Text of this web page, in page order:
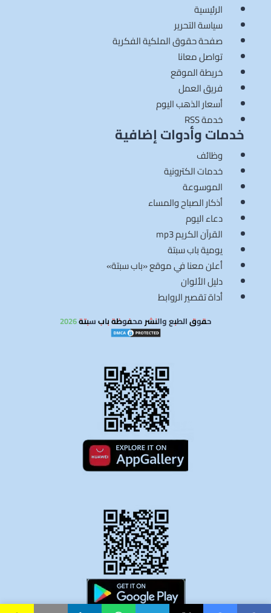
الرئيسية
سياسة التحرير
صفحة حقوق الملكية الفكرية
تواصل معانا
خريطة الموقع
فريق العمل
أسعار الذهب اليوم
خدمة RSS
خدمات وأدوات إضافية
وظائف
خدمات الكترونية
الموسوعة
أذكار الصباح والمساء
دعاء اليوم
القرآن الكريم mp3
يومية باب سبتة
أعلن معنا في موقع «باب سبتة»
دليل الألوان
أداة تقصير الروابط
حقوق الطبع والنشر محفوظة باب سبتة 2026